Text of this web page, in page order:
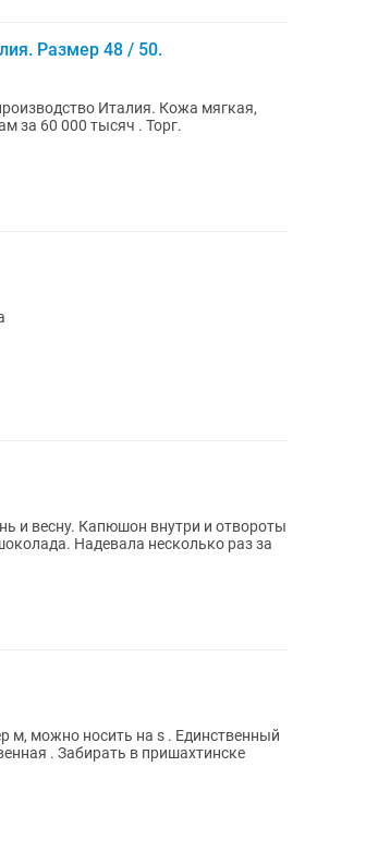
Размер 48 / 50.
Италия. Кожа мягкая,
за 60 000 тысяч . Торг.
и весну. Капюшон внутри и отвороты
Надевала несколько раз за
м, можно носить на s . Единственный
. Забирать в пришахтинске